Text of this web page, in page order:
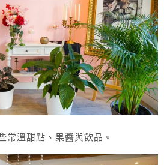
常溫甜點、果醬與飲品。